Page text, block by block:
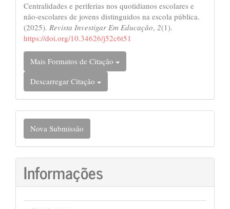
Centralidades e periferias nos quotidianos escolares e
não-escolares de jovens distinguidos na escola pública.
(2025). Revista Investigar Em Educação, 2(1).
https://doi.org/10.34626/j52c6t51
Mais Formatos de Citação
Descarregar Citação
Nova
Submissão
Nova Submissão
Informações